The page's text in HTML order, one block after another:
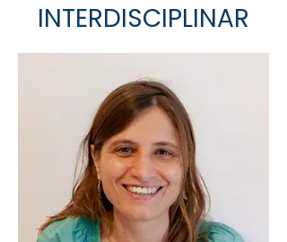
INTERDISCIPLINAR